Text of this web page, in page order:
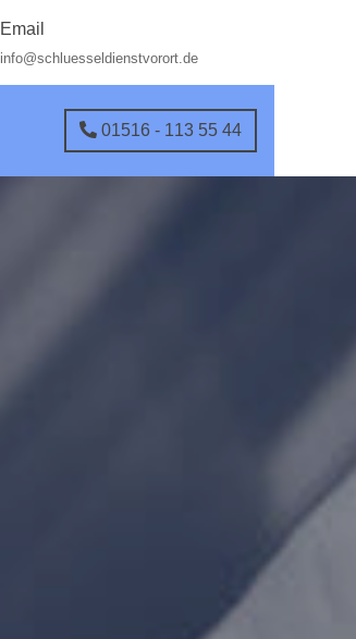
Email
info@schluesseldienstvorort.de
01516 - 113 55 44